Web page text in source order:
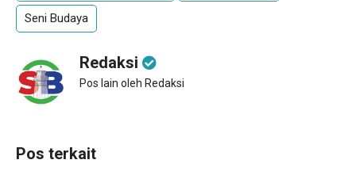
Seni Budaya
Redaksi
Pos lain oleh Redaksi
Pos terkait